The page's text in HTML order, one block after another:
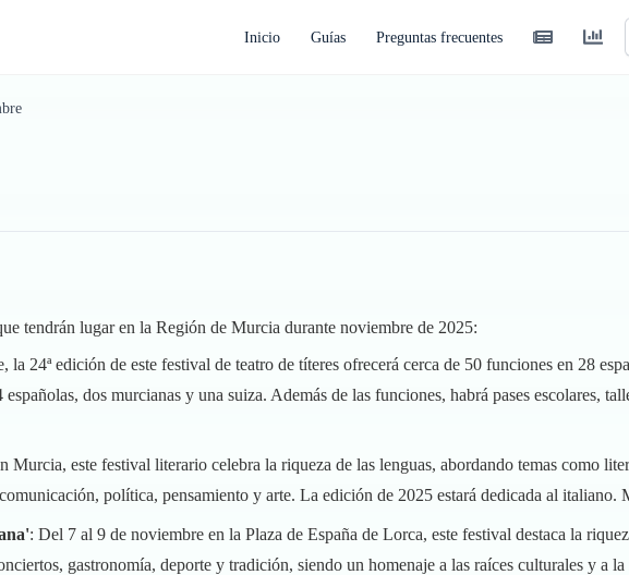
Inicio Guías Preguntas frecuentes
tendrán lugar en la Región de Murcia durante noviembre de 2025:
la 24ª edición de este festival de teatro de títeres ofrecerá cerca de 50 funciones en 28
dos murcianas y una suiza. Además de las funciones, habrá pases escolares,
Murcia, este festival literario celebra la riqueza de las lenguas, abordando temas como
política, pensamiento y arte. La edición de 2025 estará dedicada al italiano.
: Del 7 al 9 de noviembre en la Plaza de España de Lorca, este festival destaca la
gastronomía, deporte y tradición, siendo un homenaje a las raíces culturales y a